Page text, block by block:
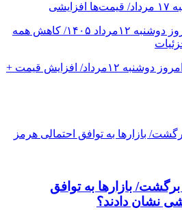
قیمت طلا و سکه امروز دوشنبه ۱۲مرداد ۱۴۰۵/ کاهش همه
قیمت طلای ۱۸عیار امروز دوشنبه ۱۲مرداد/ افزایش قیمت +
تومان برگشت/ بازارها به توافق
نشان دادند؟